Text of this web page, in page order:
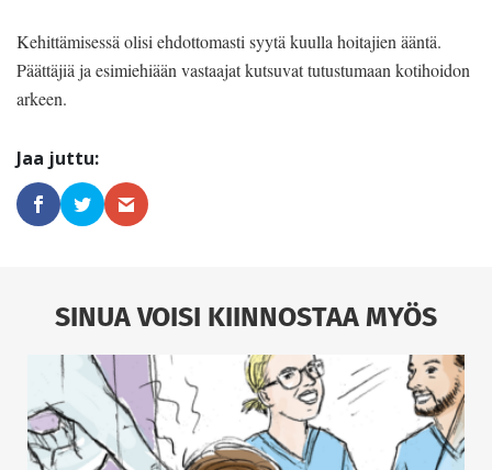
Kehittämisessä olisi ehdottomasti syytä kuulla hoitajien ääntä.
Päättäjiä ja esimiehiään vastaajat kutsuvat tutustumaan kotihoidon
arkeen.
SINUA VOISI KIINNOSTAA MYÖS